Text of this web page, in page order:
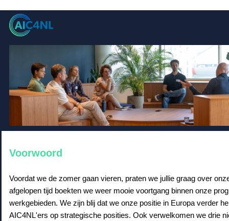
Voorwoord
Voordat we de zomer gaan vieren, praten we jullie graag over
afgelopen tijd boekten we weer mooie voortgang binnen onze
werkgebieden. We zijn blij dat we onze positie in Europa verder
AIC4NL'ers op strategische posities. Ook verwelkomen we drie